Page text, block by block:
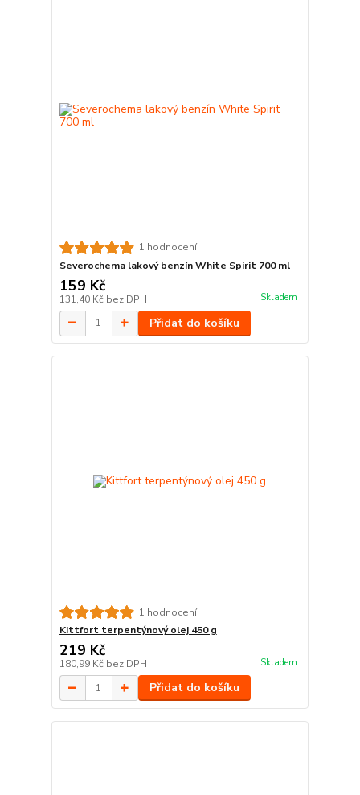
1 hodnocení
Severochema lakový benzín White Spirit 700 ml
159 Kč
131,40 Kč bez DPH Skladem
Přidat do košíku
1 hodnocení
Kittfort terpentýnový olej 450 g
219 Kč
180,99 Kč bez DPH Skladem
Přidat do košíku